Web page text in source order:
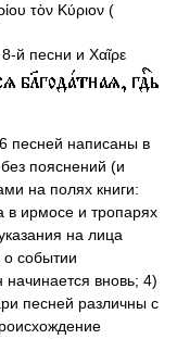
τὸν Κύριον (
й песни и Χαῖρε
песней написаны в
пояснений (и
на полях книги:
в ирмосе и тропарях
на лица
о событии
вновь; 4)
песней различны с